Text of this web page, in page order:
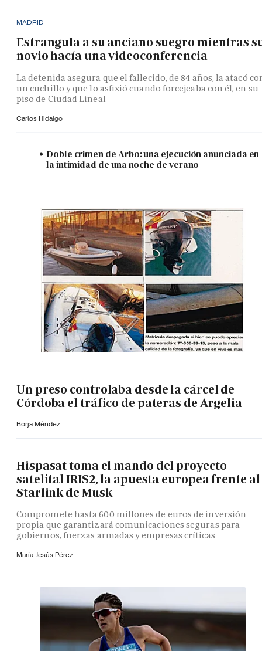
MADRID
Estrangula a su anciano suegro mientras
novio hacía una videoconferencia
La detenida asegura que el fallecido, de 84 años, la atacó
un cuchillo y que lo asfixió cuando forcejeaba con él, en su
piso de Ciudad Lineal
Carlos Hidalgo
Doble crimen de Arbo: una ejecución anunciada en
la intimidad de una noche de verano
Un preso controlaba desde la cárcel de
Córdoba el tráfico de pateras de Argelia
Borja Méndez
Hispasat toma el mando del proyecto
satelital IRIS2, la apuesta europea frente al
Starlink de Musk
Compromete hasta 600 millones de euros de inversión
propia que garantizará comunicaciones seguras para
gobiernos, fuerzas armadas y empresas críticas
María Jesús Pérez